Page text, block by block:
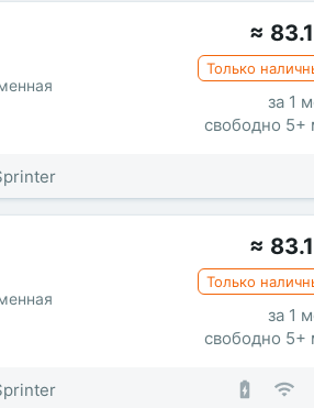
≈
Только
за 1
свободно 5+
≈
Только
за 1
свободно 5+